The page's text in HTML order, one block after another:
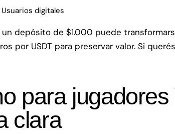
Usuarios digitales
depósito de $1.000 puede
por USDT para preservar valor. Si
para jugadores
clara